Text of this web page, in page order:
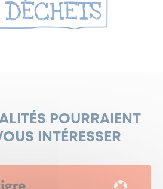
POURRAIENT
INTÉRESSER